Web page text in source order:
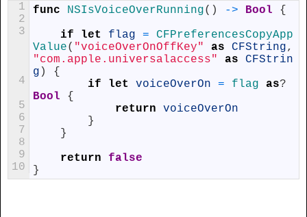
1
2
3
4
5
6
7
8
9
10
func NSIsVoiceOverRunning( ) -> Bool
{
if
let flag =
CFPreferencesCopyApp
Value( "voiceOverOnOffKey" as CFString,
"com.apple.universalaccess"
as
CFStrin
g )
{
if
let voiceOverOn = flag as?
Bool
{
return
voiceOverOn
}
}
return
false
}